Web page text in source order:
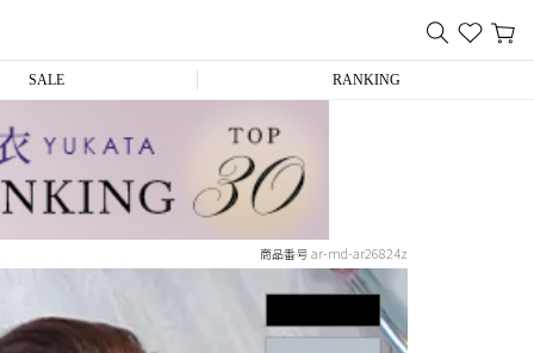
SALE RANKING
商品番号 ar-md-ar26824z